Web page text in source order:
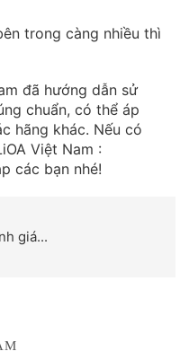
trong càng nhiều thì
đã hướng dẫn sử
chuẩn, có thể áp
hãng khác. Nếu có
Việt Nam :
các bạn nhé!
giá...